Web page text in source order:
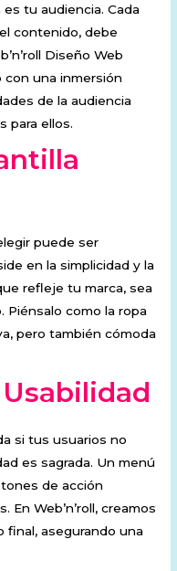
tu audiencia. Cada
contenido, debe
Diseño Web
con una inmersión
de la audiencia
para ellos.
puede ser
en la simplicidad y la
refleje tu marca, sea
como la ropa
pero también cómoda
si tus usuarios no
es sagrada. Un menú
de acción
Web’n’roll, creamos
final, asegurando una